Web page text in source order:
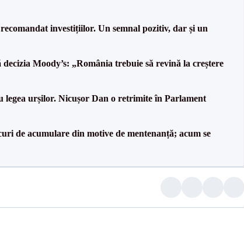
investițiilor. Un semnal pozitiv, dar și un
Moody’s: „România trebuie să revină la creștere
legea urșilor. Nicușor Dan o retrimite în Parlament
de acumulare din motive de mentenanță; acum se